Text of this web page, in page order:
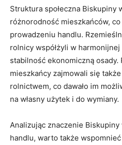
Struktura społeczna Biskupiny
różnorodność mieszkańców,
prowadzeniu handlu.
rolnicy współżyli w
stabilność ekonomiczną‌ osady.
mieszkańcy zajmowali się
rolnictwem, co dawało im
na własny użytek i do‌ wymiany.
Analizując znaczenie
⁤handlu, warto⁢ także